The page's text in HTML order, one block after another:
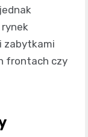
zabytkami
frontach czy